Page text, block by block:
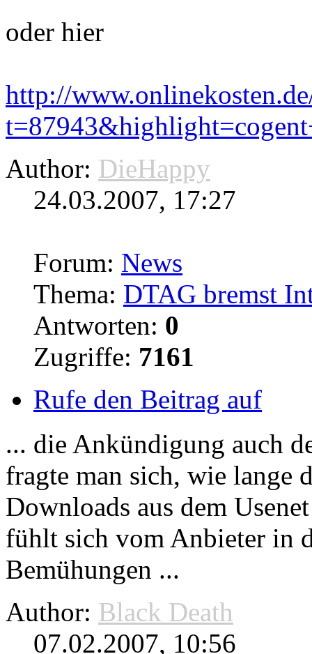
oder hier
http://
Author: DieHappy
24.03.2007, 17:27
Forum: News
Thema: DTAG bremst
Antworten: 0
Zugriffe: 7161
Rufe den Beitrag auf
... die Ankündigung auch
fragte man sich, wie lange
Downloads aus dem
fühlt sich vom Anbieter in
Bemühungen ...
Author: Black Death
07.02.2007, 10:56